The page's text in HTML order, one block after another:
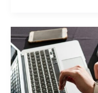
ses
intérimaires :
la
visite
de